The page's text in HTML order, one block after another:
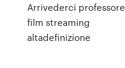
Arrivederci professore
film streaming
altadefinizione